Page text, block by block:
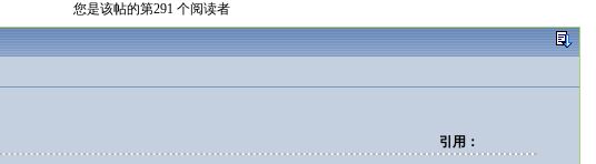
您是该帖的第291 个阅读者
引用：